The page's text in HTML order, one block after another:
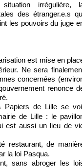
irrégulière,
des étranger.e.s
les pouvoirs du juge
est mise en
Ne sera
concernées
renonce
de Lille se
de Lille : le
est aussi un lieu de
restaurant, de
la loi Pasqua.
sans abroger les